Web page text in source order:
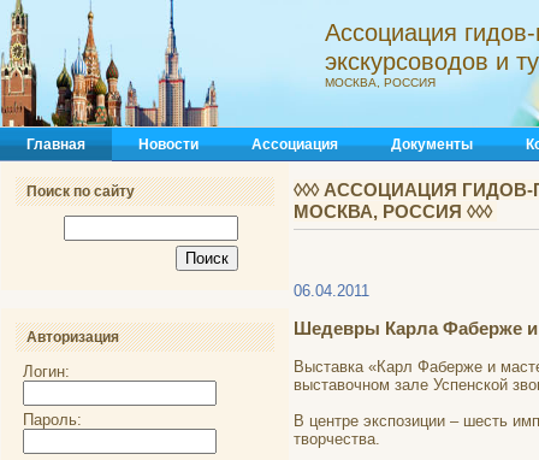
Ассоциация
экскурсоводов и
МОСКВА, РОССИЯ
Главная Новости Ассоциация Документы
Поиск по сайту
Авторизация
Логин:
Пароль:
◊◊◊ АССОЦИАЦИЯ
МОСКВА, РОССИЯ ◊◊◊
06.04.2011
Шедевры Карла Фаберже и
Выставка «Карл Фаберже и
выставочном зале Успенской
В центре экспозиции – шесть
творчества.